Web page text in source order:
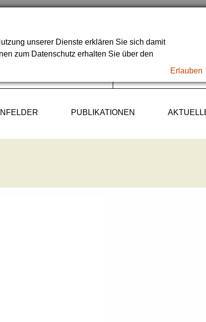
unserer Dienste erklären Sie sich damit
zum Datenschutz erhalten Sie über den
Erlauben
PUBLIKATIONEN